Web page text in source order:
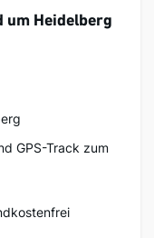
um Heidelberg
GPS-Track zum